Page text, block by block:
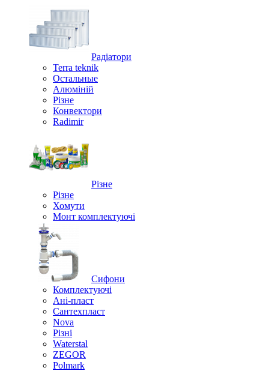
Радіатори
Terra teknik
Остальные
Алюміній
Різне
Конвектори
Radimir
Різне
Різне
Хомути
Монт комплектуючі
Сифони
Комплектуючі
Ані-пласт
Сантехпласт
Nova
Різні
Waterstal
ZEGOR
Polmark